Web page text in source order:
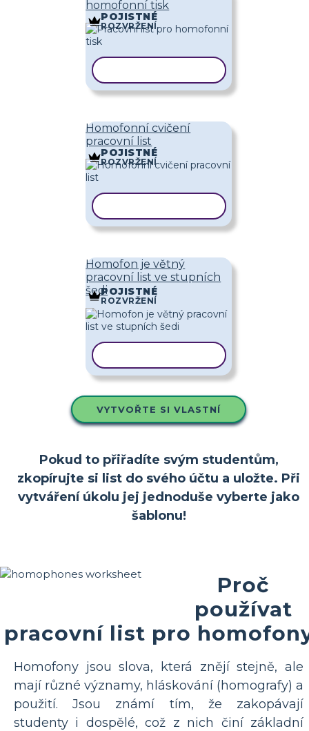
homofonní tisk
POJISTNÉ
ROZVRŽENÍ
Homofonní cvičení
pracovní list
POJISTNÉ
ROZVRŽENÍ
Homofon je větný
pracovní list ve stupních
šediPOJISTNÉ
ROZVRŽENÍ
VYTVOŘTE SI VLASTNÍ
Pokud to přiřadíte svým studentům,
zkopírujte si list do svého účtu a uložte. Při
vytváření úkolu jej jednoduše vyberte jako
šablonu!
Proč
používat
pracovní list pro
Homofony jsou slova, která znějí stejně, ale
mají různé významy, hláskování (homografy) a
použití. Jsou známí tím, že zakopávají
studenty i dospělé, což z nich činí základní